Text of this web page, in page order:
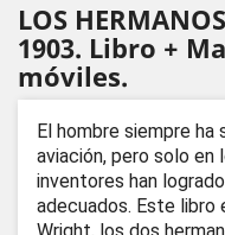
LOS
1903. Libro +
móviles.
El hombre siempre ha
aviación, pero solo
inventores han
adecuados. Este libro